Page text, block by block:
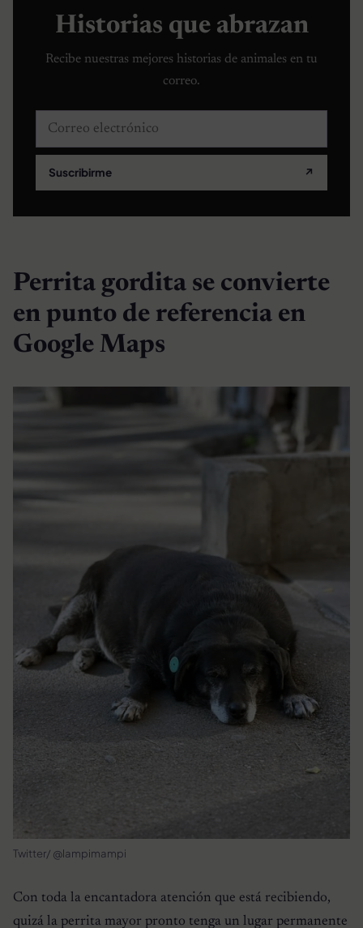
Historias que abrazan
Recibe nuestras mejores historias de animales en tu
correo.
Correo electrónico
Suscribirme ↗
Perrita gordita se convierte
en punto de referencia en
Google Maps
Twitter/ @lampimampi
Con toda la encantadora atención que está recibiendo,
quizá la perrita mayor pronto tenga un lugar permanente